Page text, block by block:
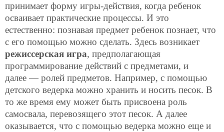
принимает форму игры-действия, когда ребенок
осваивает практические процессы. И это
естественно: познавая предмет ребенок познает, что
с его помощью можно сделать. Здесь возникает
режиссерская игра, предполагающая
программирование действий с предметами, и
далее — ролей предметов. Например, с помощью
детского ведерка можно хранить и носить песок. В
то же время ему может быть присвоена роль
самосвала, перевозящего этот песок. А далее
оказывается, что с помощью ведерка можно еще и